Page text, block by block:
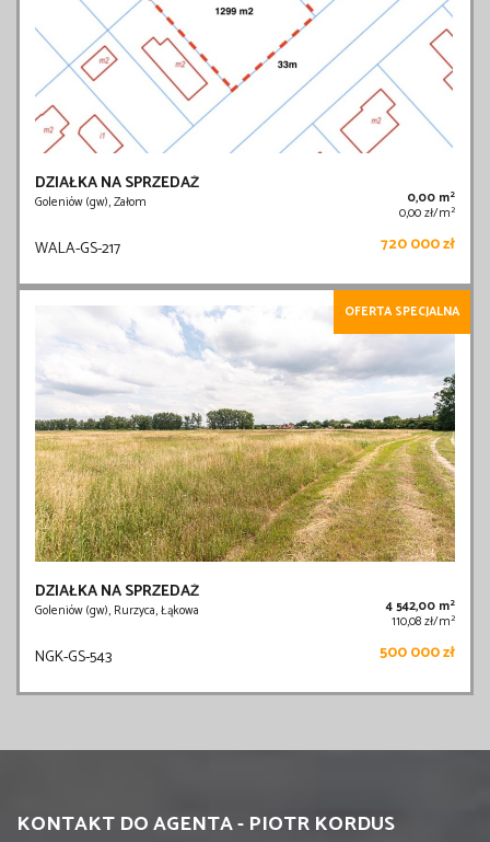
DZIAŁKA NA SPRZEDAŻ
Goleniów (gw), Załom 0,00 m2
0,00 zł/m2
WALA-GS-217 720 000 zł
OFERTA SPECJALNA
DZIAŁKA NA SPRZEDAŻ
Goleniów (gw), Rurzyca, Łąkowa 4 542,00 m2
110,08 zł/m2
NGK-GS-543 500 000 zł
KONTAKT DO AGENTA - PIOTR KORDUS